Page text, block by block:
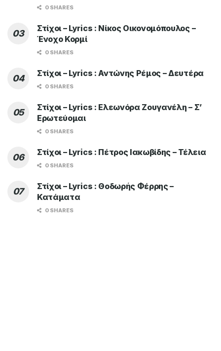
0 SHARES
Στίχοι – Lyrics : Νίκος Οικονομόπουλος –
Ένοχο Κορμί
0 SHARES
Στίχοι – Lyrics : Αντώνης Ρέμος – Δευτέρα
0 SHARES
Στίχοι – Lyrics : Ελεωνόρα Ζουγανέλη – Σ’
Ερωτεύομαι
0 SHARES
Στίχοι – Lyrics : Πέτρος Ιακωβίδης – Τέλεια
0 SHARES
Στίχοι – Lyrics : Θοδωρής Φέρρης –
Κατάματα
0 SHARES